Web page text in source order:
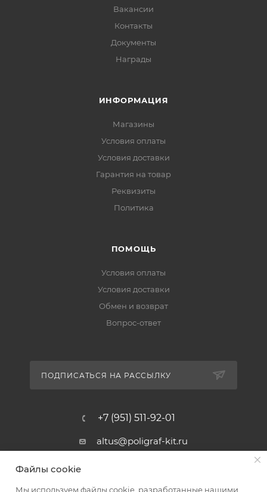
Вакансии
Контакты
Документы
Награды
ИНФОРМАЦИЯ
Магазины
Условия оплаты
Условия доставки
Гарантия на товар
Реквизиты
Политика
ПОМОЩЬ
Условия оплаты
Условия доставки
Обмен и возврат
Вопрос-ответ
ПОДПИСАТЬСЯ НА РАССЫЛКУ
+7 (951) 511-92-01
altus@poligraf-kit.ru
Магазин-склад ТЦ "Альтус"
пос. Янтарный, Малое Зеленое
Файлы cookie
Мы используем файлы cookie, разработанные нашими